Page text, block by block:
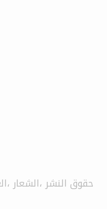
حقوق النشر ،الشعار